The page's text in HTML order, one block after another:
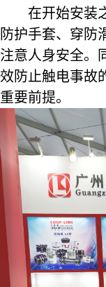
在开始安装
防护手套、穿防
注意人身安全。
效防止触电事故
重要前提。